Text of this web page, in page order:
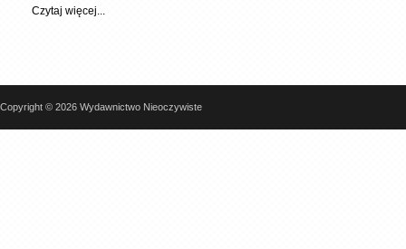
Czytaj więcej...
Copyright © 2026 Wydawnictwo Nieoczywiste